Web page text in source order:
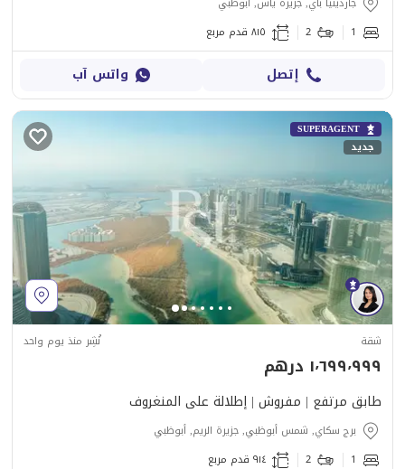
1
2 ٨١٥ قدم مربع
إتصل واتس آب
SUPERAGENT
جديد
شقة نُشِر منذ يوم واحد
١٬٦٩٩٬٩٩٩ درهم
طابق مرتفع | مفروش | إطلالة على المنغروف
برج سكاي, شمس أبوظبي, جزيرة الريم, أبوظبي
1
2 ٩١٤ قدم مربع